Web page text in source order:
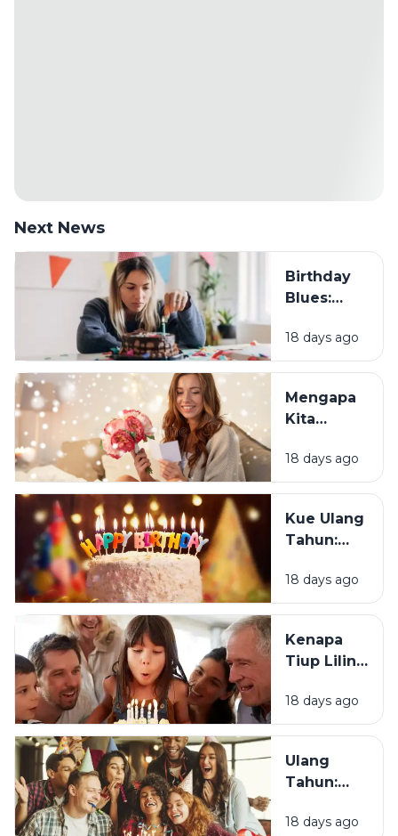
Next News
Birthday
Blues:
Sebagian
Orang
Merasa
Sedih Saat
Tahun?
18 days ago
Mengapa
Kita
Mendapat
Ucapan
Tahun?
18 days ago
Kue Ulang
Tahun:
Tradisi Ini
Berawal?
18 days ago
Kenapa
Tiup Lilin
Tradisi
Saat Ulang
18 days ago
Ulang
Tahun:
Momen
18 days ago